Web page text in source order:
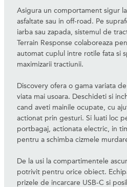
Asigura un comportament sigur
asfaltate sau in off-road. Pe
iarba sau zapada, sistemul de
Terrain Response colaboreaza
automat cuplul intre rotile fata si
maximizarii tractiunii.
Discovery ofera o gama variata
viata mai usoara. Deschideti si
cand aveti mainile ocupate, cu
actionat prin gesturi. Si luati loc
portbagaj, actionata electric, in
pentru a schimba cizmele
De la usi la compartimentele
potrivit pentru orice obiect.
prizele de incarcare USB-C si